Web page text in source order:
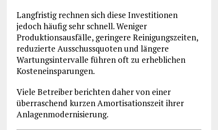
Langfristig rechnen sich diese Investitionen
jedoch häufig sehr schnell. Weniger
Produktionsausfälle, geringere Reinigungszeiten,
reduzierte Ausschussquoten und längere
Wartungsintervalle führen oft zu erheblichen
Kosteneinsparungen.
Viele Betreiber berichten daher von einer
überraschend kurzen Amortisationszeit ihrer
Anlagenmodernisierung.